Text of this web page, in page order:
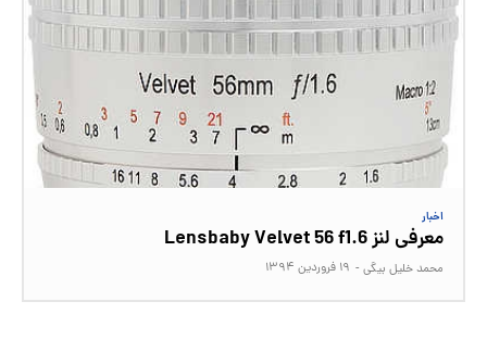
اخبار
معرفی لنز Lensbaby Velvet 56 f1.6
محمد خلیل بیگی - ۱۹ فروردین ۱۳۹۴